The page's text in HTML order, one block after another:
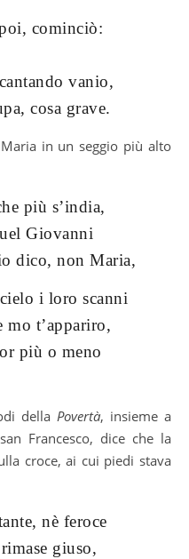
cominciò:
vanio,
cosa grave.
in un seggio più alto
più s’india,
Giovanni
dico, non Maria,
i loro scanni
mo t’appariro,
più o meno
della Povertà, insieme a
Francesco, dice che la
croce, ai cui piedi stava
nè feroce
giuso,